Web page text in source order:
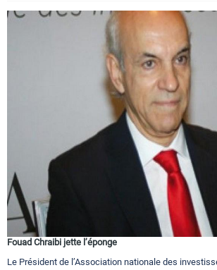
Fouad Chraibi jette l’éponge
Le Président de l’Association nationale des